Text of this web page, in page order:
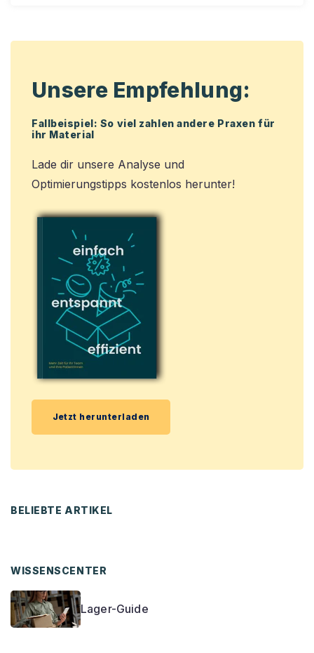
Unsere Empfehlung:
Fallbeispiel: So viel zahlen andere Praxen für
ihr Material
Lade dir unsere Analyse und
Optimierungstipps kostenlos herunter!
Jetzt herunterladen
BELIEBTE ARTIKEL
WISSENSCENTER
Lager-Guide